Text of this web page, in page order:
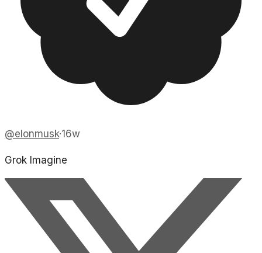
@elonmusk·16w
Grok Imagine